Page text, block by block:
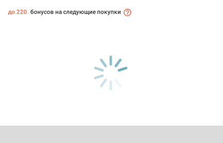
до 220 бонусов на следующие покупки